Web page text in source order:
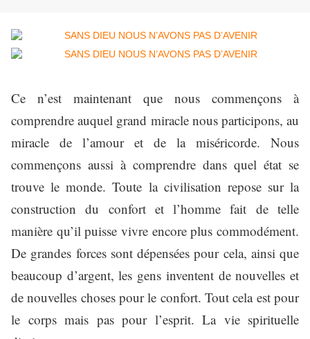
Ce n’est maintenant que nous commençons à
comprendre auquel grand miracle nous participons, au
miracle de l’amour et de la miséricorde. Nous
commençons aussi à comprendre dans quel état se
trouve le monde. Toute la civilisation repose sur la
construction du confort et l’homme fait de telle
manière qu’il puisse vivre encore plus commodément.
De grandes forces sont dépensées pour cela, ainsi que
beaucoup d’argent, les gens inventent de nouvelles et
de nouvelles choses pour le confort. Tout cela est pour
le corps mais pas pour l’esprit. La vie spirituelle